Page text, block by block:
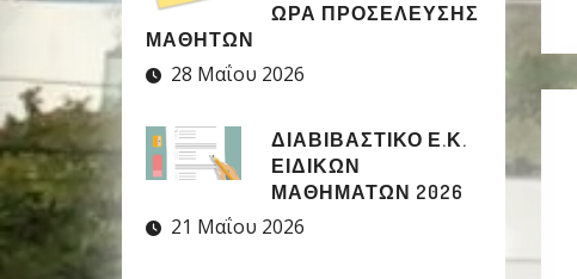
ΏΡΑ ΠΡΟΣΈΛΕΥΣΗΣ
ΜΑΘΗΤΏΝ
28 Μαΐου 2026
ΔΙΑΒΙΒΑΣΤΙΚΟ Ε.Κ.
ΕΙΔΙΚΩΝ
ΜΑΘΗΜΑΤΩΝ 2026
21 Μαΐου 2026